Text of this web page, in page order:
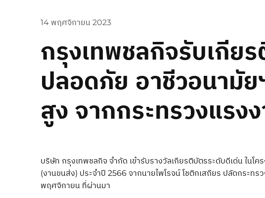
14 พฤศจิกายน 2023
กรุงเทพชลกิจรับเกีย
ปลอดภัย อาชีวอนามั
สูง จากกระทรวงแรง
บริษัท กรุงเทพชลกิจ จำกัด เข้ารับรางวัลเกียรติบัตรระดับดีเด่น ใน
(งานขนส่ง) ประจำปี 2566 จากนายไพโรจน์ โชติกเสถียร ปลัดกระท
พฤศจิกายน ที่ผ่านมา